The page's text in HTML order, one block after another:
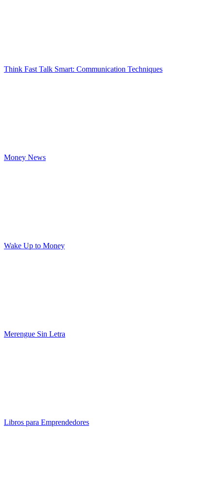
Think Fast Talk Smart: Communication Techniques
Money News
Wake Up to Money
Merengue Sin Letra
Libros para Emprendedores